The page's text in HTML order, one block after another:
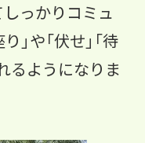
っかりコミュ
」や「伏せ」「待
るようになりま